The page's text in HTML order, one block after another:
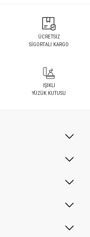
ÜCRETSİZ
SİGORTALI KARGO
IŞIKLI
YÜZÜK KUTUSU